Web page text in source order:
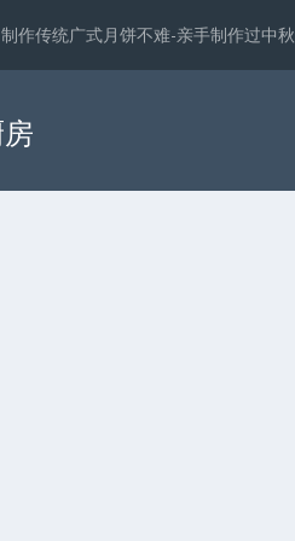
制作传统广式月饼不难-亲手制作过中秋